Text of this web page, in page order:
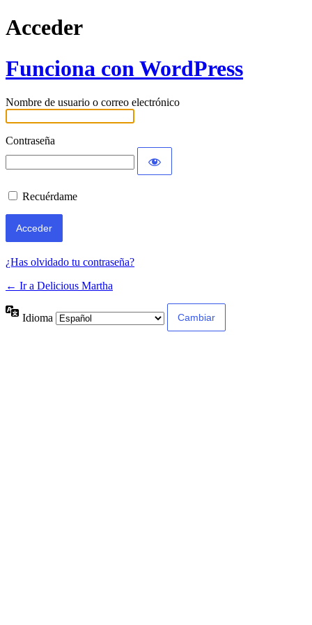
Acceder
Funciona con WordPress
Nombre de usuario o correo electrónico
Contraseña
Recuérdame
¿Has olvidado tu contraseña?
← Ir a Delicious Martha
Idioma